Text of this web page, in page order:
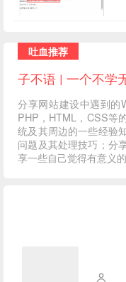
吐血推荐
子不语 | 一个不学
分享网站建设中遇到的
PHP，HTML，CSS等
统及其周边的一些经验
问题及其处理技巧；分
享一些自己觉得有意义